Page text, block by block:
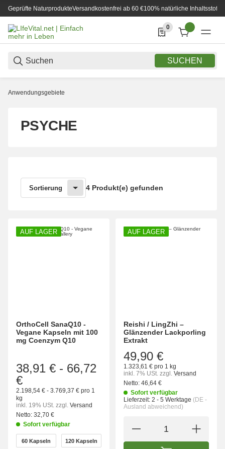
Geprüfte NaturprodukteVersandkostenfrei ab 60 €100% natürliche Inhaltsstoffe
SUCHEN
0
0 Produkte in der
Anwendungsgebiete
PSYCHE
Sortierung 4 Produkt(e) gefunden
AUF LAGER
OrthoCell SanaQ10 -
Vegane Kapseln mit 100
mg Coenzym Q10
38,91 € - 66,72
€
2.198,54 € - 3.769,37 € pro 1
kg
inkl. 19% USt. zzgl. Versand
Netto: 32,70 €
Sofort verfügbar
wählen
60 Kapseln
60 Kapseln 120 Kapseln
120 Kapseln
AUF LAGER
Reishi / LingZhi –
Glänzender Lackporling
Extrakt
49,90 €
1.323,61 € pro 1 kg
inkl. 7% USt. zzgl. Versand
Netto: 46,64 €
Sofort verfügbar
Lieferzeit: 2 - 5 Werktage (DE -
Ausland abweichend)